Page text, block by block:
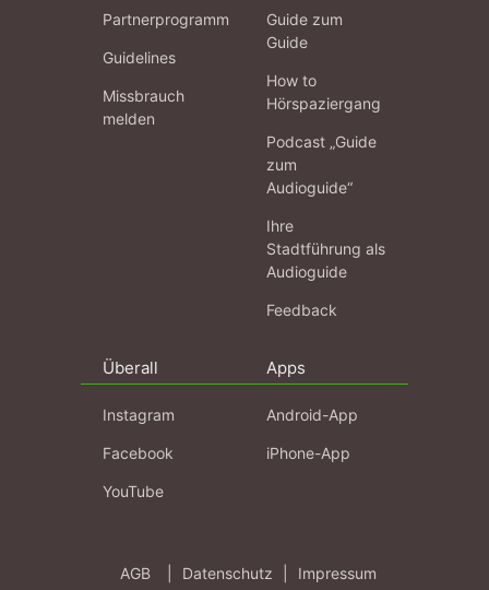
Partnerprogramm
Guidelines
Missbrauch
melden
Guide zum
Guide
How to
Hörspaziergang
Podcast „Guide
zum
Audioguide“
Ihre
Stadtführung als
Audioguide
Feedback
Überall
Instagram
Facebook
YouTube
Apps
Android-App
iPhone-App
AGB Datenschutz Impressum